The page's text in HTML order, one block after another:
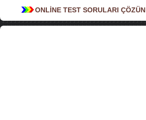
ONLİNE TEST SORULARI ÇÖZÜN